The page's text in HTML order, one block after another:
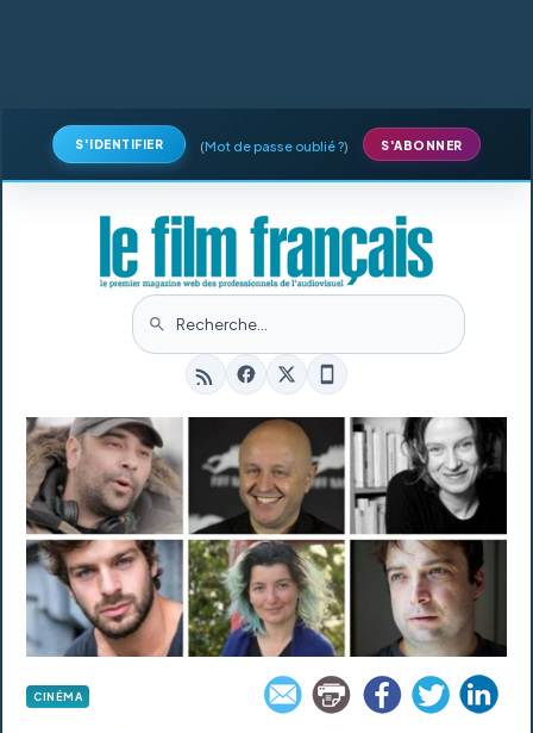
S'IDENTIFIER (Mot de passe oublié ?) S'ABONNER
CINÉMA